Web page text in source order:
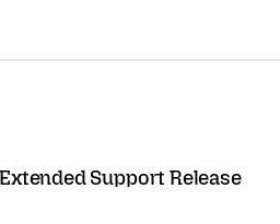
Support Release